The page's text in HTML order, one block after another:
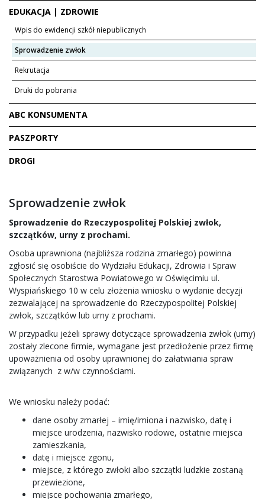
EDUKACJA | ZDROWIE
Wpis do ewidencji szkół niepublicznych
Sprowadzenie zwłok
Rekrutacja
Druki do pobrania
ABC KONSUMENTA
PASZPORTY
DROGI
Sprowadzenie zwłok
Sprowadzenie do Rzeczypospolitej Polskiej zwłok,
szczątków, urny z prochami.
Osoba uprawniona (najbliższa rodzina zmarłego) powinna
zgłosić się osobiście do Wydziału Edukacji, Zdrowia i Spraw
Społecznych Starostwa Powiatowego w Oświęcimiu ul.
Wyspiańskiego 10 w celu złożenia wniosku o wydanie decyzji
zezwalającej na sprowadzenie do Rzeczypospolitej Polskiej
zwłok, szczątków lub urny z prochami.
W przypadku jeżeli sprawy dotyczące sprowadzenia zwłok (urny)
zostały zlecone firmie, wymagane jest przedłożenie przez firmę
upoważnienia od osoby uprawnionej do załatwiania spraw
związanych z w/w czynnościami.
We wniosku należy podać:
dane osoby zmarłej – imię/imiona i nazwisko, datę i
miejsce urodzenia, nazwisko rodowe, ostatnie miejsca
zamieszkania,
datę i miejsce zgonu,
miejsce, z którego zwłoki albo szczątki ludzkie zostaną
przewiezione,
miejsce pochowania zmarłego,